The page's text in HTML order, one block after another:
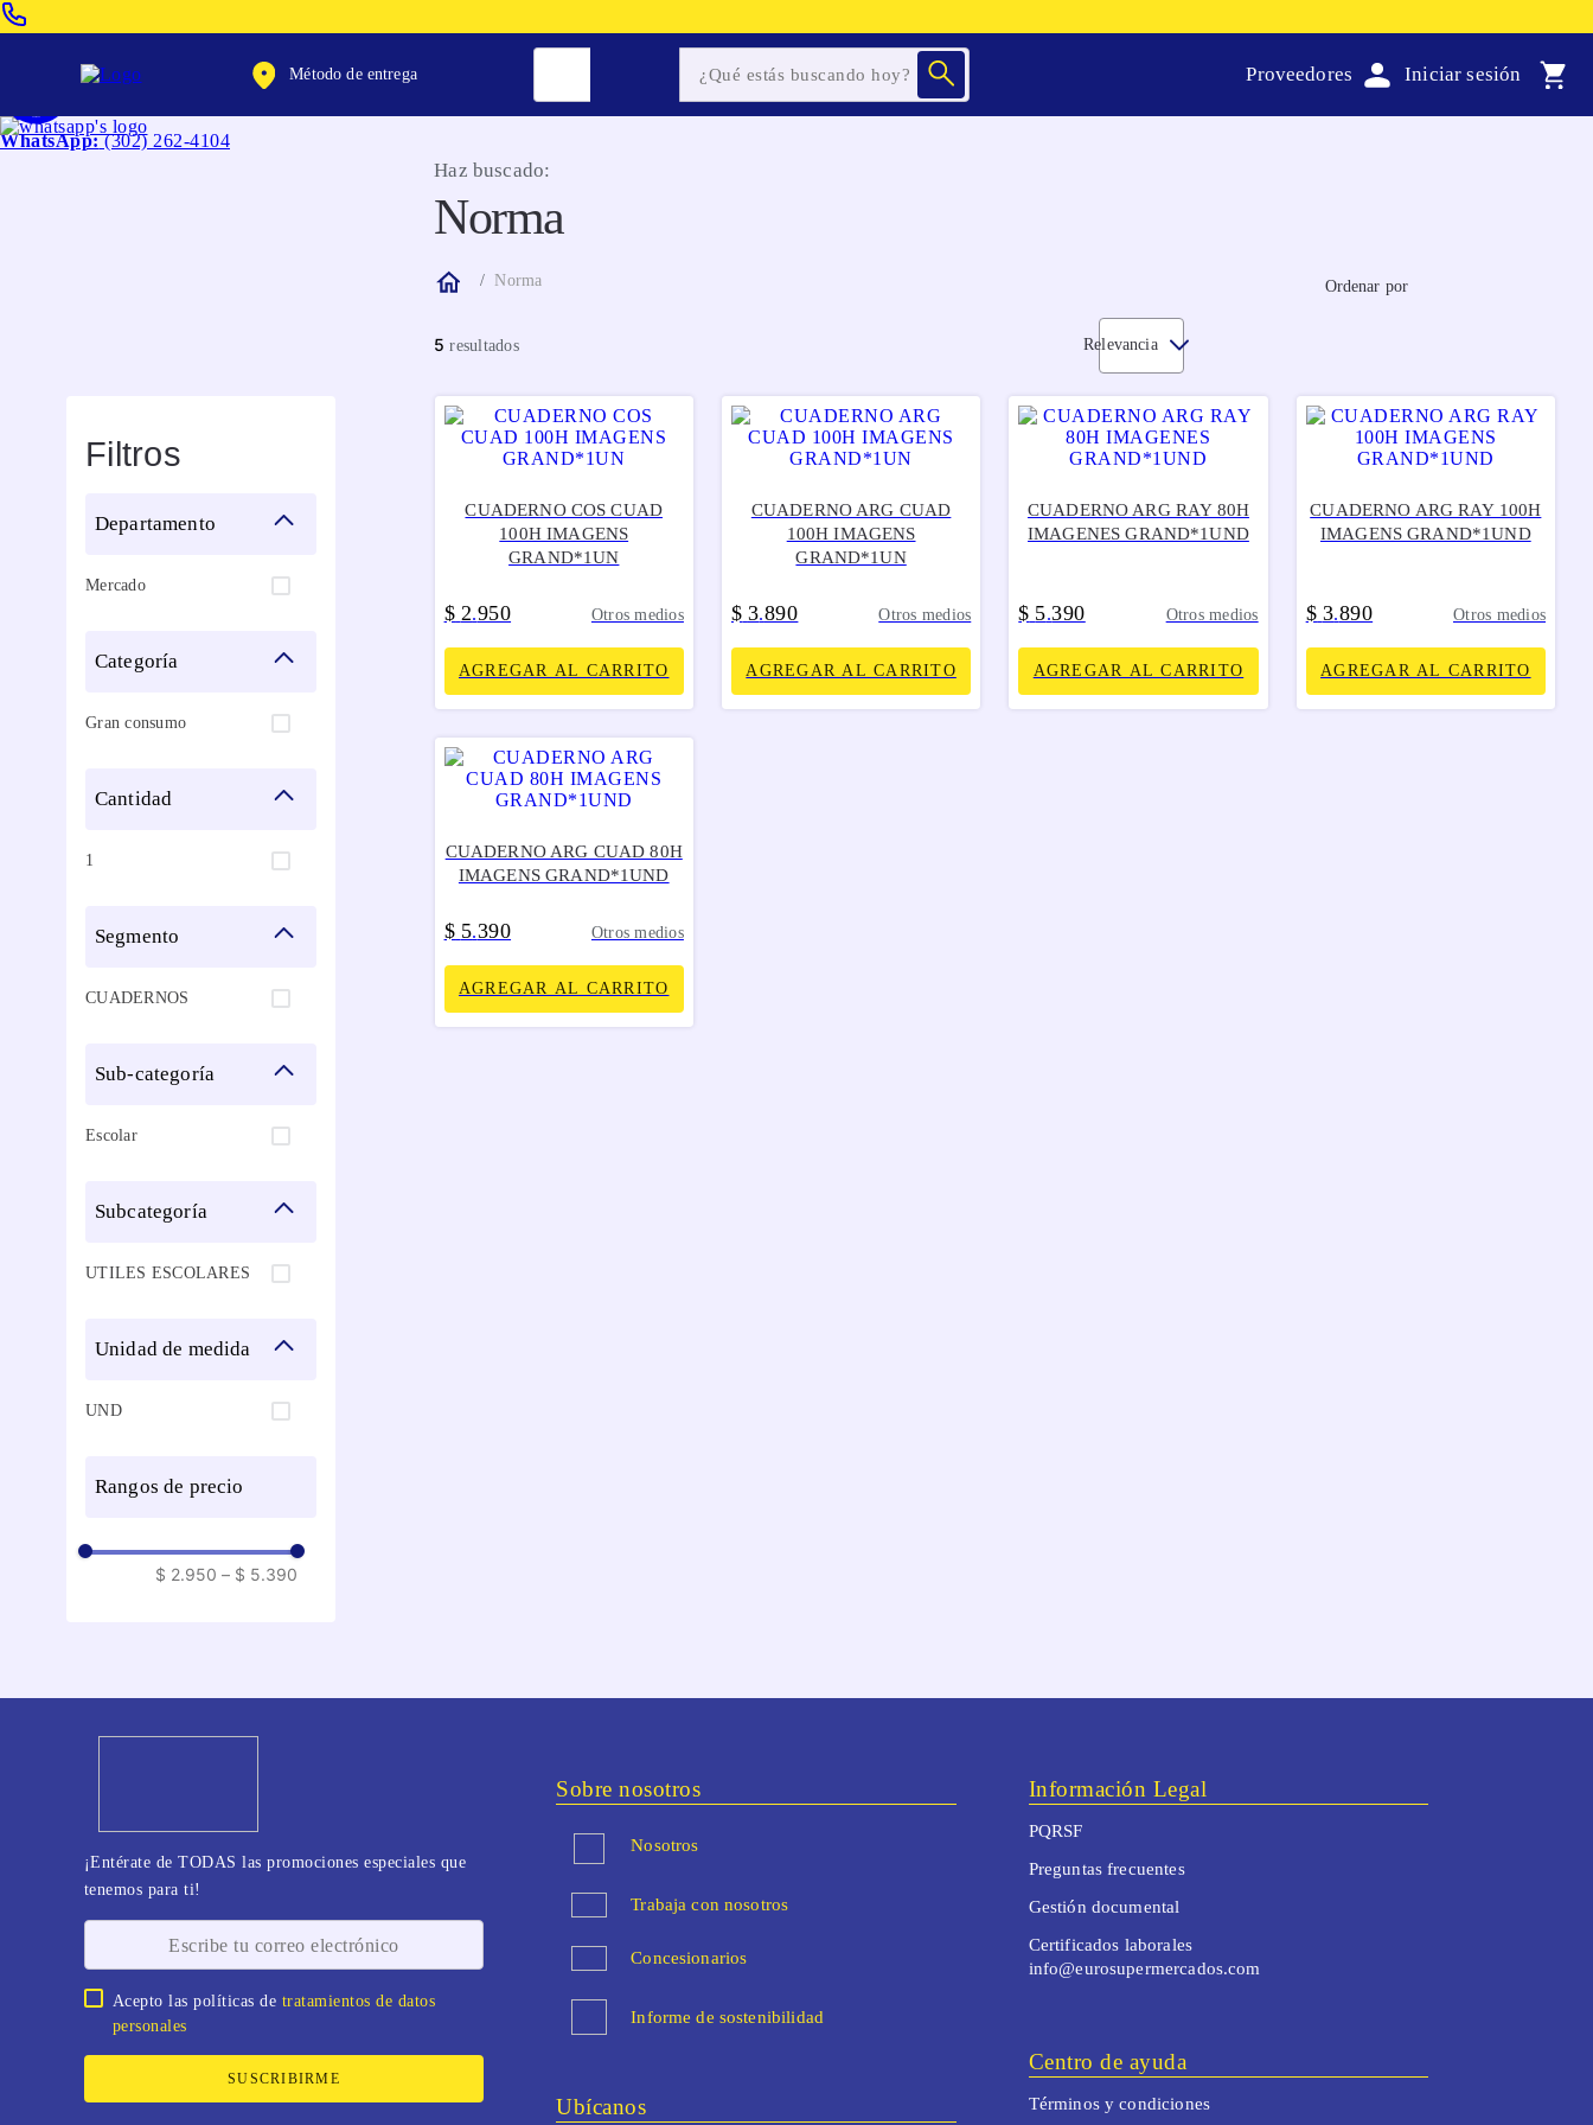
WhatsApp: (302) 262-4104
Método de entrega Proveedores
Haz buscado:
Norma
Norma Ordenar por
5 Relevancia
Filtros
departamento
Mercado
categoría
Gran consumo
cantidad
1
segmento
CUADERNOS
sub-categoría
Escolar
subcategoría
UTILES ESCOLARES
unidad de medida
UND
rangos de precio
$ 2.950 – $ 5.390
CUADERNO COS CUAD
100H IMAGENS
GRAND*1UN
$ 2.950 Otros medios
AGREGAR AL CARRITO
CUADERNO ARG CUAD
100H IMAGENS
GRAND*1UN
$ 3.890 Otros medios
AGREGAR AL CARRITO
CUADERNO ARG RAY 80H
IMAGENES GRAND*1UND
$ 5.390 Otros medios
AGREGAR AL CARRITO
CUADERNO ARG RAY 100H
IMAGENS GRAND*1UND
$ 3.890 Otros medios
AGREGAR AL CARRITO
CUADERNO ARG CUAD 80H
IMAGENS GRAND*1UND
$ 5.390 Otros medios
AGREGAR AL CARRITO
¡Entérate de TODAS las promociones especiales que
tenemos para ti!
Acepto las políticas de tratamientos de datos
personales
SUSCRIBIRME
Sobre nosotros
Nosotros
Trabaja con nosotros
Concesionarios
Informe de sostenibilidad
Ubícanos
Información Legal
PQRSF
Preguntas frecuentes
Gestión documental
Certificados laborales
info@eurosupermercados.com
Centro de ayuda
Términos y condiciones